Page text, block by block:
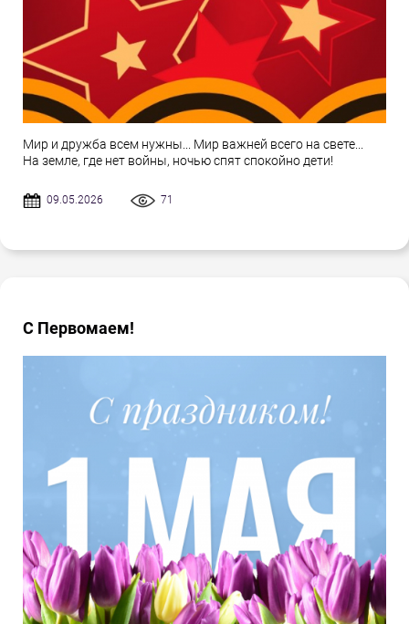
Мир и дружба всем нужны... Мир важней всего на свете...
На земле, где нет войны, ночью спят спокойно дети!
09.05.2026 71
С Первомаем!